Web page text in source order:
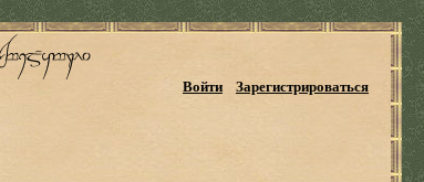
Войти Зарегистрироваться